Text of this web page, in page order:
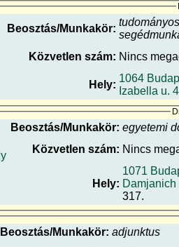
Beosztás/Munkakör:
tudományos
Közvetlen szám: Nincs
Hely:
1064
Izabella u.
Beosztás/Munkakör: egyetemi
Közvetlen szám: Nincs
Hely:
1071
Damjanich
317.
Beosztás/Munkakör: adjunktus